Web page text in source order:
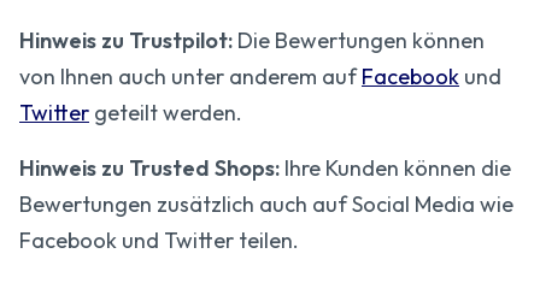
Hinweis zu Trustpilot: Die Bewertungen können
von Ihnen auch unter anderem aufFacebook und
Twitter geteilt werden.
Hinweis zu Trusted Shops: Ihre Kunden können die
Bewertungen zusätzlich auch auf Social Media wie
Facebook und Twitter teilen.